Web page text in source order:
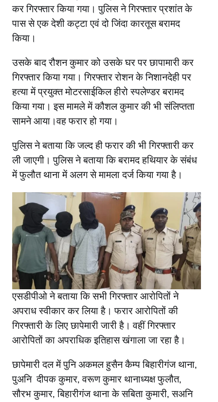
कर गिरफ्तार किया गया। पुलिस ने गिरफ्तार प्रशांत के
पास से एक देशी कट्टा एवं दो जिंदा कारतूस बरामद
किया।
उसके बाद रौशन कुमार को उसके घर पर छापामारी कर
गिरफ्तार किया गया। गिरफ्तार रोशन के निशानदेही पर
हत्या में प्रयुक्त मोटरसाईकिल हीरो स्पलेण्डर बरामद
किया गया। इस मामले में कौशल कुमार की भी संलिप्तता
सामने आया।वह फरार हो गया।
पुलिस ने बताया कि जल्द ही फरार की भी गिरफ्तारी कर
ली जाएगी। पुलिस ने बताया कि बरामद हथियार के संबंध
में फुलौत थाना में अलग से मामला दर्ज किया गया है।
एसडीपीओ ने बताया कि सभी गिरफ्तार आरोपितों ने
अपराध स्वीकार कर लिया है। फरार आरोपितों की
गिरफ्तारी के लिए छापेमारी जारी है। वहीं गिरफ्तार
आरोपितों का अपराधिक इतिहास खंगाला जा रहा है।
छापेमारी दल में पुनि अकमल हुसैन कैम्प बिहारीगंज थाना,
पुअनि दीपक कुमार, वरूण कुमार थानाध्यक्ष फुलौत,
सौरभ कुमार, बिहारीगंज थाना के सबिता कुमारी, सअनि